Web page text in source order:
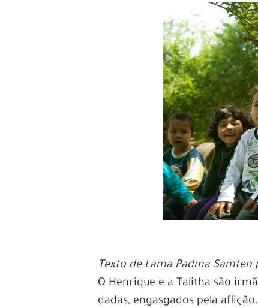
Texto de Lama Padma
O Henrique e a Talitha são
dadas, engasgados pela